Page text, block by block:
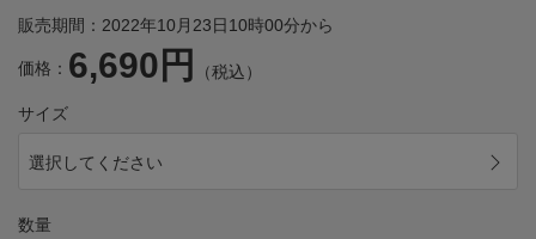
販売期間：2022年10月23日10時00分から
価格： 6,690円 （税込）
サイズ
選択してください
数量